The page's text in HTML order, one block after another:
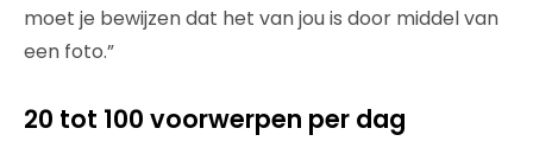
moet je bewijzen dat het van jou is door middel van
een foto.”
20 tot 100 voorwerpen per dag